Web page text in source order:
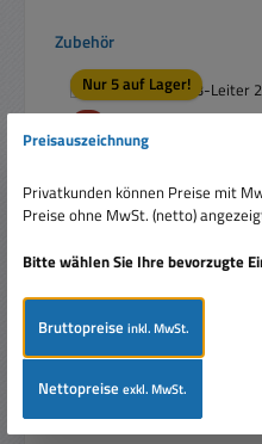
Produktgalerie überspringen
Zubehör
Nur 5 auf Lager!
WAGO Klemme 3-
Preisauszeichnung
Privatkunden können Preise mit
Preise ohne MwSt. (netto)
Bitte wählen Sie Ihre bevorzugte
Bruttopreiseinkl. MwSt.
Nettopreiseexkl. MwSt.